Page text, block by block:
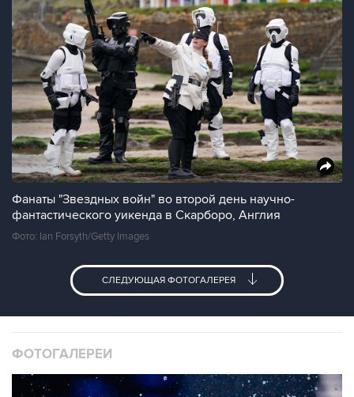
Фанаты "Звездных войн" во второй день научно-
фантастического уикенда в Скарборо, Англия
Фото: Ian Forsyth/Getty Images
СЛЕДУЮЩАЯ ФОТОГАЛЕРЕЯ
ФОТОГАЛЕРЕИ